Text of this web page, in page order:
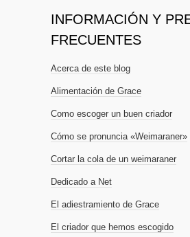
INFORMACIÓN Y
FRECUENTES
Acerca de este blog
Alimentación de Grace
Como escoger un buen criador
Cómo se pronuncia «Weimaraner»
Cortar la cola de un weimaraner
Dedicado a Net
El adiestramiento de Grace
El criador que hemos escogido